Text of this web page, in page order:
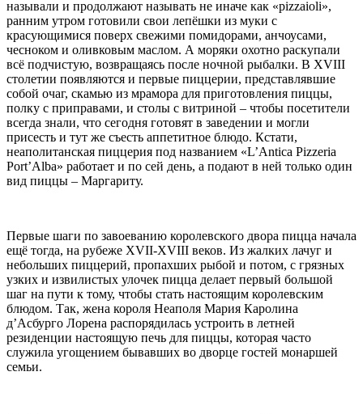
называли и продолжают называть не иначе как «pizzaioli»,
ранним утром готовили свои лепёшки из муки с
красующимися поверх свежими помидорами, анчоусами,
чесноком и оливковым маслом. А моряки охотно раскупали
всё подчистую, возвращаясь после ночной рыбалки. В XVIII
столетии появляются и первые пиццерии, представлявшие
собой очаг, скамью из мрамора для приготовления пиццы,
полку с приправами, и столы с витриной – чтобы посетители
всегда знали, что сегодня готовят в заведении и могли
присесть и тут же съесть аппетитное блюдо. Кстати,
неаполитанская пиццерия под названием «L’Antica Pizzeria
Port’Alba» работает и по сей день, а подают в ней только один
вид пиццы – Маргариту.
Первые шаги по завоеванию королевского двора пицца начала
ещё тогда, на рубеже XVII-XVIII веков. Из жалких лачуг и
небольших пиццерий, пропахших рыбой и потом, с грязных
узких и извилистых улочек пицца делает первый большой
шаг на пути к тому, чтобы стать настоящим королевским
блюдом. Так, жена короля Неаполя Мария Каролина
д’Асбурго Лорена распорядилась устроить в летней
резиденции настоящую печь для пиццы, которая часто
служила угощением бывавших во дворце гостей монаршей
семьи.